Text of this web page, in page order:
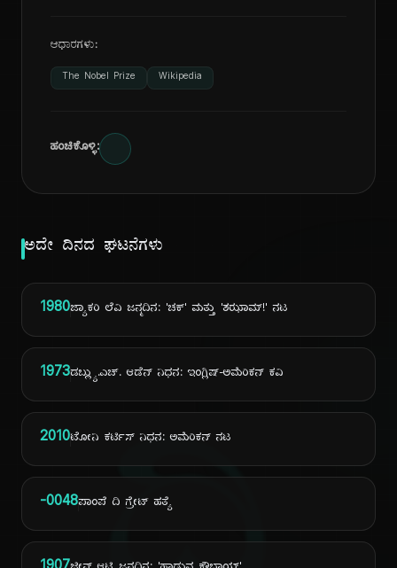
ಆಧಾರಗಳು:
The Nobel Prize Wikipedia
ಹಂಚಿಕೊಳ್ಳಿ:
ಅದೇ ದಿನದ ಘಟನೆಗಳು
1980ಜ್ಯಾಕರಿ ಲೆವಿ ಜನ್ಮದಿನ: 'ಚಕ್' ಮತ್ತು 'ಶಝಾಮ್!' ನಟ
1973ಡಬ್ಲ್ಯು.ಎಚ್. ಆಡೆನ್ ನಿಧನ: ಇಂಗ್ಲಿಷ್-ಅಮೆರಿಕನ್ ಕವಿ
2010ಟೋನಿ ಕರ್ಟಿಸ್ ನಿಧನ: ಅಮೆರಿಕನ್ ನಟ
-0048ಪಾಂಪೆ ದಿ ಗ್ರೇಟ್ ಹತ್ಯೆ